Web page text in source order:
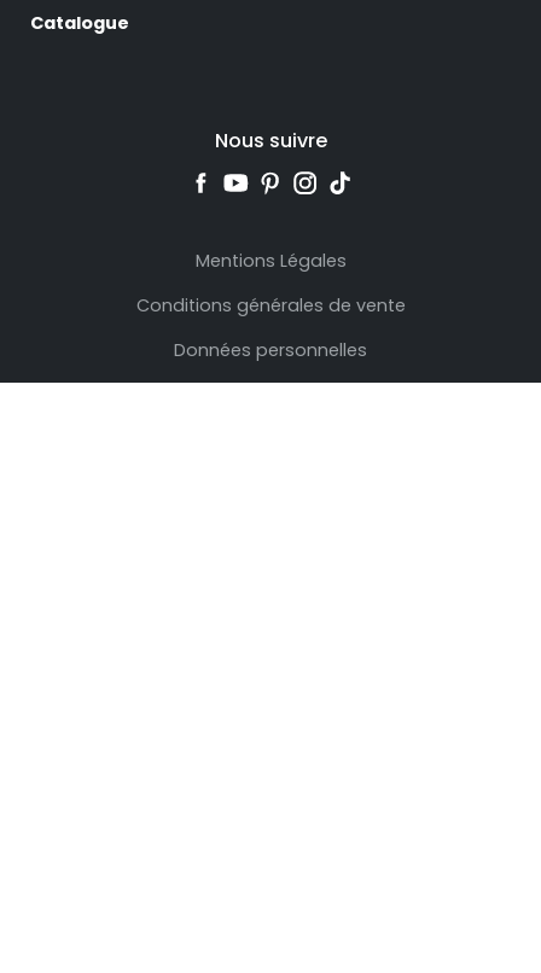
Catalogue
Nous suivre
Mentions Légales
Conditions générales de vente
Données personnelles